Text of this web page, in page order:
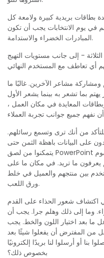
بطاقات بريدية كبيرة ولامعة كل
في يوم الانتخابات يجب أن تكون
المبادرات الخضراء والاستدامة.
- إلى جانب مستويات التهيج
مشاعر الآخرين. غالبًا ما
بما تشعر به بينما يشعر الأول
المعايدة في مكان العمل ،
من أنك ترى وتسمع رسائلهم.
على البيانات باهظة الثمن حتى
يتمكنوا من لصق PowerPoint ربع السنوي بمخططات دائرية ورسوم
يعرفون ما تريد. في مكان ما على
بين منتجهم والعميل في خلط
ورق اللعب.
شعور الحذاء على القدم
وما إلى ذلك وهلم جرا. يجب أن
ما بعد اختيار اللون والخط. يجب
المفترض أن يفعلوا شيئًا بعد
بنا أو أرسلوا لنا بريدًا إلكترونيًا
بخصوص ذلك؟